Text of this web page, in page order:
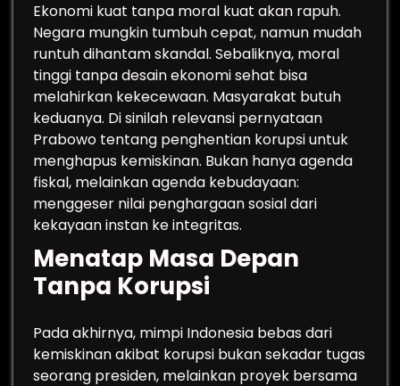
Ekonomi kuat tanpa moral kuat akan rapuh.
Negara mungkin tumbuh cepat, namun mudah
runtuh dihantam skandal. Sebaliknya, moral
tinggi tanpa desain ekonomi sehat bisa
melahirkan kekecewaan. Masyarakat butuh
keduanya. Di sinilah relevansi pernyataan
Prabowo tentang penghentian korupsi untuk
menghapus kemiskinan. Bukan hanya agenda
fiskal, melainkan agenda kebudayaan:
menggeser nilai penghargaan sosial dari
kekayaan instan ke integritas.
Menatap Masa Depan
Tanpa Korupsi
Pada akhirnya, mimpi Indonesia bebas dari
kemiskinan akibat korupsi bukan sekadar tugas
seorang presiden, melainkan proyek bersama